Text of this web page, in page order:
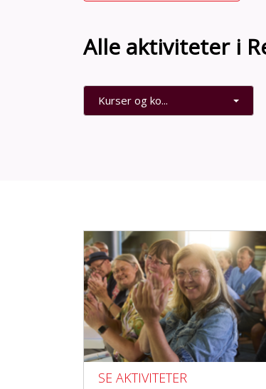
Alle aktiviteter i
Kurser og ko...
SE AKTIVITETER